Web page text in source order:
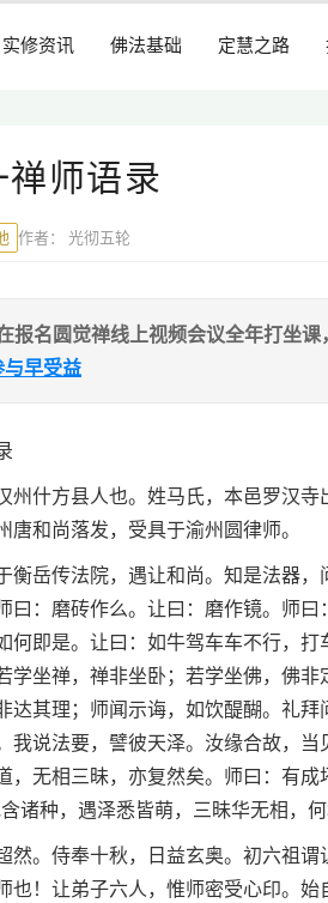
实修资讯 佛法基础 定慧之路
师语录
作者： 光彻五轮
报名圆觉禅线上视频会议全年打坐课
早受益
州什方县人也。姓马氏，本邑罗汉
唐和尚落发，受具于渝州圆律师。
衡岳传法院，遇让和尚。知是法器
曰：磨砖作么。让曰：磨作镜。师
何即是。让曰：如牛驾车车不行，
学坐禅，禅非坐卧；若学坐佛，佛
达其理；师闻示诲，如饮醍醐。礼
我说法要，譬彼天泽。汝缘合故，
，无相三昧，亦复然矣。师曰：有成
诸种，遇泽悉皆萌，三昧华无相，何
然。侍奉十秋，日益玄奥。初六祖
也！让弟子六人，惟师密受心印。